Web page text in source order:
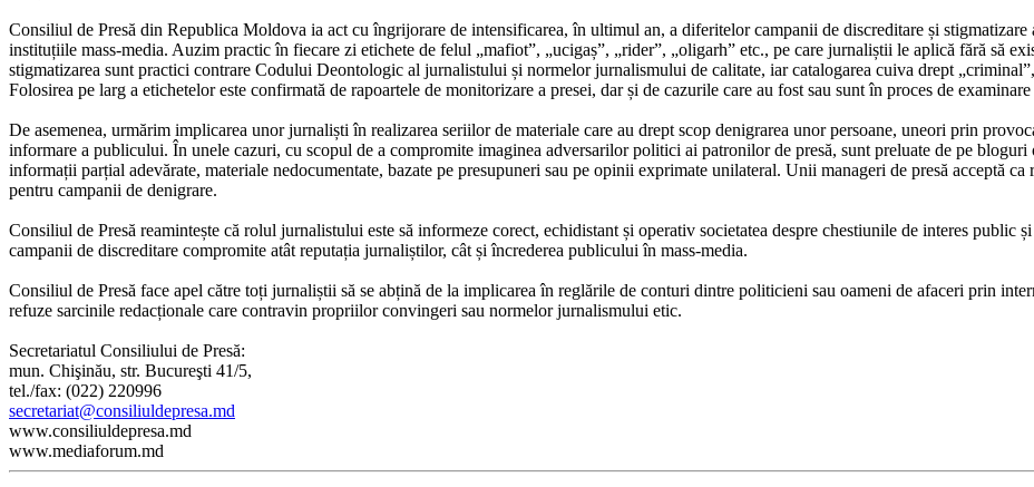
Consiliul de Presă din Republica Moldova ia act cu îngrijorare de intensificarea, în ultimul an, a diferitelor campanii de discreditare și stigmatizare
instituțiile mass-media. Auzim practic în fiecare zi etichete de felul „mafiot”, „ucigaș”, „rider”, „oligarh” etc., pe care jurnaliștii le aplică fără să
stigmatizarea sunt practici contrare Codului Deontologic al jurnalistului și normelor jurnalismului de calitate, iar catalogarea cuiva drept
Folosirea pe larg a etichetelor este confirmată de rapoartele de monitorizare a presei, dar și de cazurile care au fost sau sunt în proces de
De asemenea, urmărim implicarea unor jurnaliști în realizarea seriilor de materiale care au drept scop denigrarea unor persoane, uneori prin
informare a publicului. În unele cazuri, cu scopul de a compromite imaginea adversarilor politici ai patronilor de presă, sunt preluate de pe bloguri
informații parțial adevărate, materiale nedocumentate, bazate pe presupuneri sau pe opinii exprimate unilateral. Unii manageri de presă acceptă
pentru campanii de denigrare.
Consiliul de Presă reamintește că rolul jurnalistului este să informeze corect, echidistant și operativ societatea despre chestiunile de interes public
campanii de discreditare compromite atât reputația jurnaliștilor, cât și încrederea publicului în mass-media.
Consiliul de Presă face apel către toți jurnaliștii să se abțină de la implicarea în reglările de conturi dintre politicieni sau oameni de afaceri prin
refuze sarcinile redacționale care contravin propriilor convingeri sau normelor jurnalismului etic.
Secretariatul Consiliului de Presă:
mun. Chişinău, str. Bucureşti 41/5,
tel./fax: (022) 220996
secretariat@consiliuldepresa.md
www.consiliuldepresa.md
www.mediaforum.md